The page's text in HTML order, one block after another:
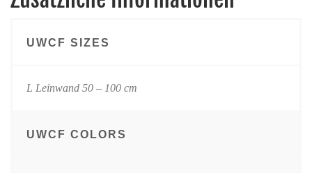
UWCF SIZES
L Leinwand 50 – 100 cm
UWCF COLORS